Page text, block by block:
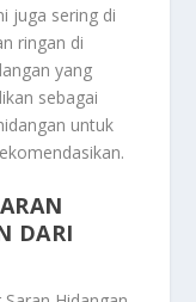
juga sering di
ringan di
yang
sebagai
untuk
DARI